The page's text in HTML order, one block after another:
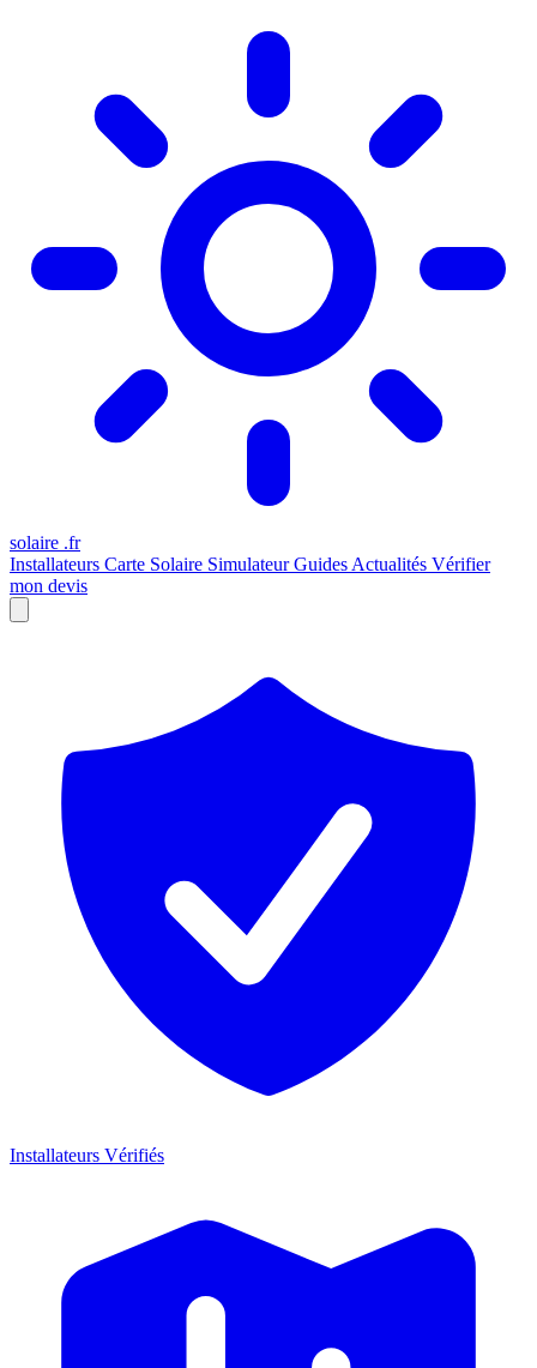
solaire .fr
Installateurs Carte Solaire SimulateurGuides Actualités Vérifier
mon devis
Installateurs Vérifiés